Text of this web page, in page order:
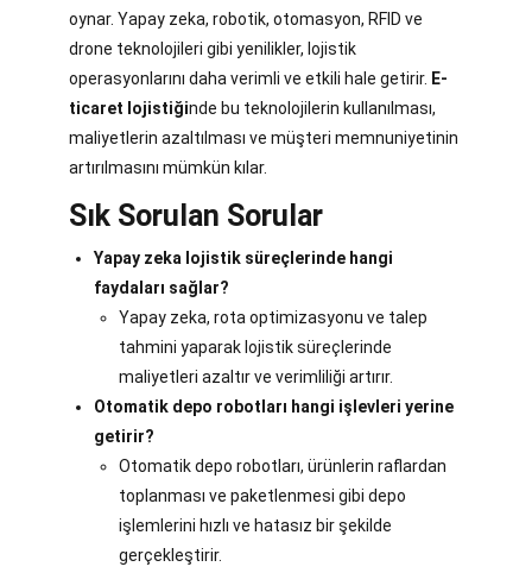
oynar. Yapay zeka, robotik, otomasyon, RFID ve
drone teknolojileri gibi yenilikler, lojistik
operasyonlarını daha verimli ve etkili hale getirir. E-
ticaret lojistiğinde bu teknolojilerin kullanılması,
maliyetlerin azaltılması ve müşteri memnuniyetinin
artırılmasını mümkün kılar.
Sık Sorulan Sorular
Yapay zeka lojistik süreçlerinde hangi
faydaları sağlar?
Yapay zeka, rota optimizasyonu ve talep
tahmini yaparak lojistik süreçlerinde
maliyetleri azaltır ve verimliliği artırır.
Otomatik depo robotları hangi işlevleri yerine
getirir?
Otomatik depo robotları, ürünlerin raflardan
toplanması ve paketlenmesi gibi depo
işlemlerini hızlı ve hatasız bir şekilde
gerçekleştirir.